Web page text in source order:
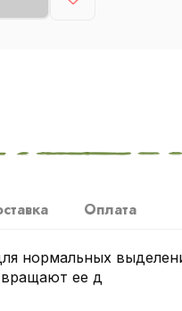
Оплата
нормальных
ее д